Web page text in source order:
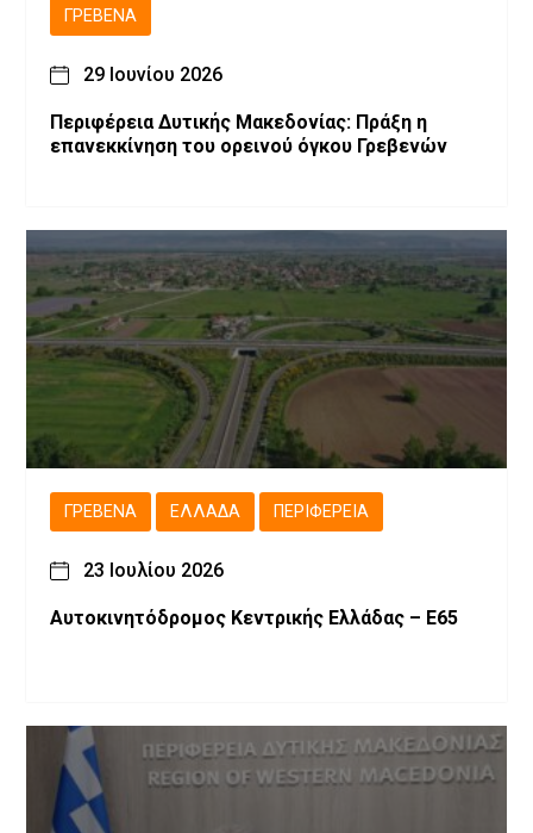
ΓΡΕΒΕΝΆ
29 Ιουνίου 2026
Περιφέρεια Δυτικής Μακεδονίας: Πράξη η
επανεκκίνηση του ορεινού όγκου Γρεβενών
ΓΡΕΒΕΝΆ ΕΛΛΆΔΑ ΠΕΡΙΦΈΡΕΙΑ
23 Ιουλίου 2026
Αυτοκινητόδρομος Κεντρικής Ελλάδας – Ε65